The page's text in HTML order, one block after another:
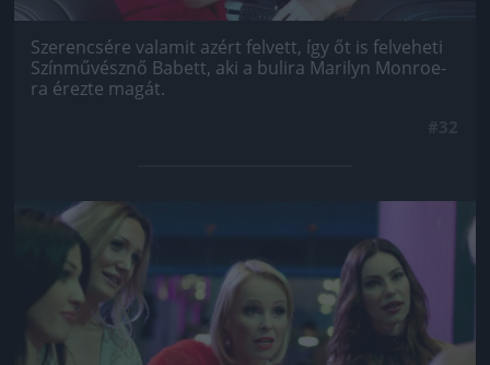
Szerencsére valamit azért felvett, így őt is felveheti
Színművésznő Babett, aki a bulira Marilyn Monroe-
ra érezte magát.